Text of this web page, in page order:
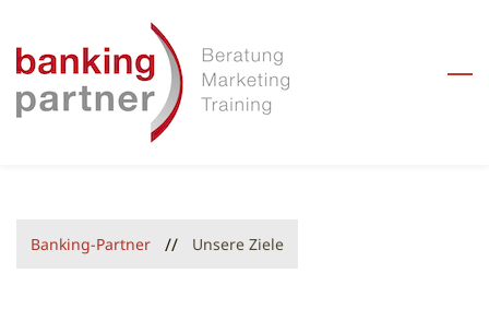
to
main
content
Banking-Partner // Unsere Ziele